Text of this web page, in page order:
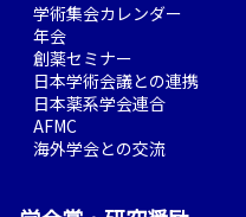
学術集会カレンダー
年会
創薬セミナー
日本学術会議との連携
日本薬系学会連合
AFMC
海外学会との交流